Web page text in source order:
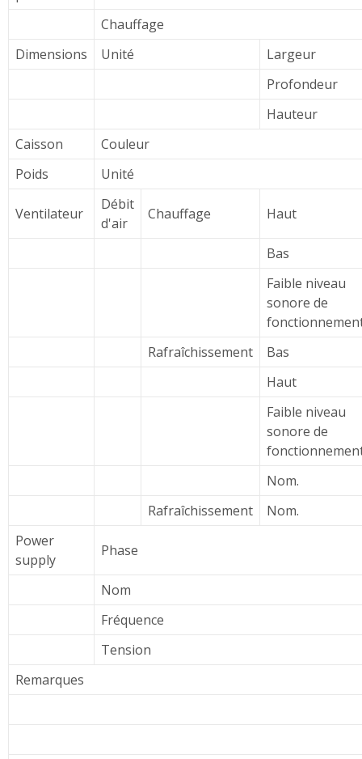
Chauffage
Dimensions
Unité
Largeur
Profondeur
Hauteur
Caisson
Couleur
Poids
Unité
Ventilateur
Débit
d'air
Chauffage Haut
Bas
Faible niveau
sonore de
Rafraîchissement
Bas
Haut
Faible niveau
sonore de
Nom.
Rafraîchissement
Nom.
Power
supply
Phase
Nom
Fréquence
Tension
Remarques